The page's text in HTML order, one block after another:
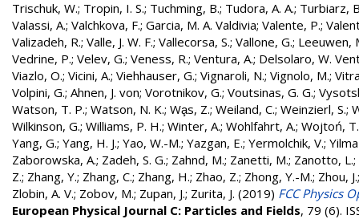
Trischuk, W.; Tropin, I. S.; Tuchming, B.; Tudora, A. A.; Turbiarz,
Valassi, A.; Valchkova, F.; Garcia, M. A. Valdivia; Valente, P.;
Valizadeh, R.; Valle, J. W. F.; Vallecorsa, S.; Vallone, G.; Leeuwen,
Vedrine, P.; Velev, G.; Veness, R.; Ventura, A.; Delsolaro, W.
Viazlo, O.; Vicini, A.; Viehhauser, G.; Vignaroli, N.; Vignolo, M.;
Volpini, G.; Ahnen, J. von; Vorotnikov, G.; Voutsinas, G. G.;
Watson, T. P.; Watson, N. K.; Wa̧s, Z.; Weiland, C.; Weinzierl, S.;
Wilkinson, G.; Williams, P. H.; Winter, A.; Wohlfahrt, A.; Wojtoń, T.
Yang, G.; Yang, H. J.; Yao, W.-M.; Yazgan, E.; Yermolchik, V.;
Zaborowska, A.; Zadeh, S. G.; Zahnd, M.; Zanetti, M.; Zanotto, L.;
Z.; Zhang, Y.; Zhang, C.; Zhang, H.; Zhao, Z.; Zhong, Y.-M.; Zhou, J.
Zlobin, A. V.; Zobov, M.; Zupan, J.; Zurita, J. (2019) FCC Physics
European Physical Journal C: Particles and Fields, 79 (6).